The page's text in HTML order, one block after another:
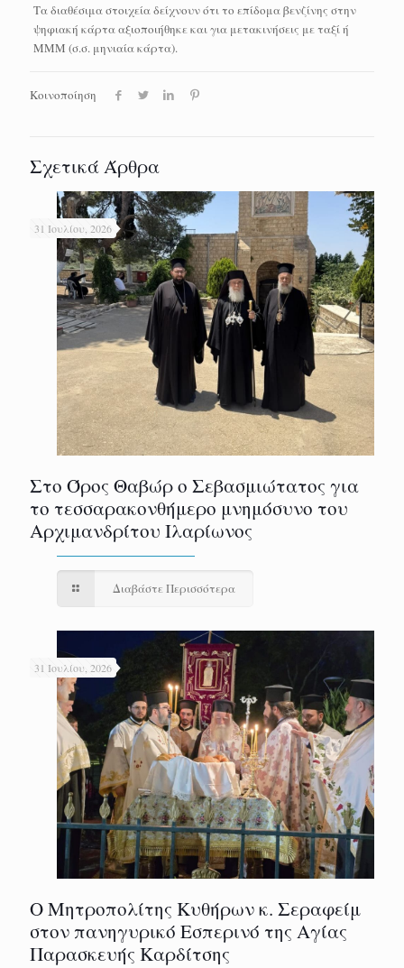
Τα διαθέσιμα στοιχεία δείχνουν ότι το επίδομα βενζίνης στην
ψηφιακή κάρτα αξιοποιήθηκε και για μετακινήσεις με ταξί ή
ΜΜΜ (σ.σ. μηνιαία κάρτα).
Κοινοποίηση
Σχετικά Άρθρα
31 Ιουλίου, 2026
Στο Όρος Θαβώρ ο Σεβασμιώτατος για
το τεσσαρακονθήμερο μνημόσυνο του
Αρχιμανδρίτου Ιλαρίωνος
Διαβάστε Περισσότερα
31 Ιουλίου, 2026
Ο Μητροπολίτης Κυθήρων κ. Σεραφείμ
στον πανηγυρικό Εσπερινό της Αγίας
Παρασκευής Καρδίτσης